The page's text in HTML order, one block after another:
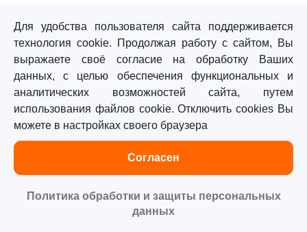
©«Sturm!» 2011–2026 ®
Все права защищены.
Политика обработки персональных данных
Для удобства пользователя сайта поддерживается
технология cookie. Продолжая работу с сайтом, Вы
выражаете своё согласие на обработку Ваших
данных, с целью обеспечения функциональных и
аналитических возможностей сайта, путем
использования файлов cookie. Отключить cookies Вы
можете в настройках своего браузера
Согласен
Политика обработки и защиты персональных
данных